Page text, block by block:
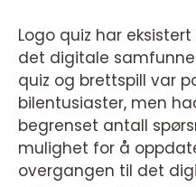
Logo quiz har
det digitale
quiz og brettspill var
bilentusiaster, men
begrenset antall
mulighet for å
overgangen til det